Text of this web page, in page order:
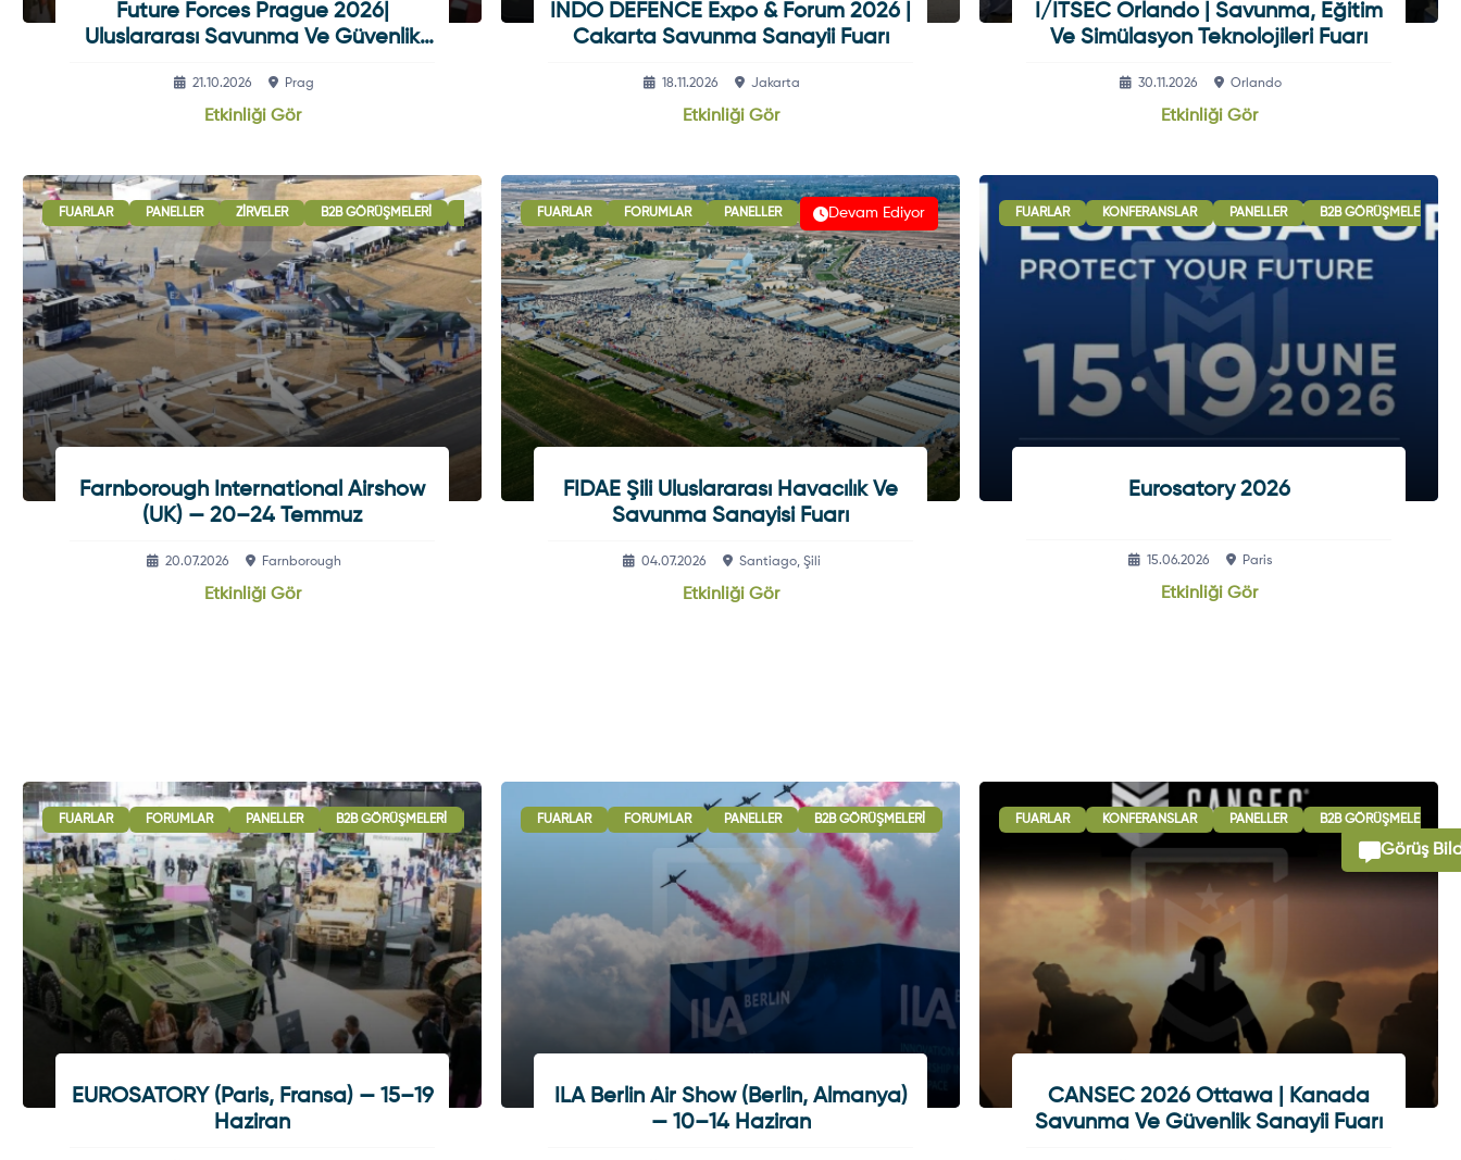
Future Forces Prague 2026|
Uluslararası Savunma Ve Güvenlik
21.10.2026 Prag
Etkinliği Gör
INDO DEFENCE Expo & Forum 2026 |
Cakarta Savunma Sanayii Fuarı
18.11.2026 Jakarta
Etkinliği Gör
I/ITSEC Orlando | Savunma, Eğitim
Ve Simülasyon Teknolojileri Fuarı
30.11.2026 Orlando
Etkinliği Gör
FUARLAR PANELLER ZIRVELER B2B GÖRÜŞMELERI ULUSLARARASI İŞBIRLIĞI OTURUMLARI SERGI - GÖSTERI
Farnborough International Airshow
(UK) — 20–24 Temmuz
20.07.2026 Farnborough
Etkinliği Gör
Devam Ediyor
FUARLAR FORUMLAR PANELLER B2B GÖRÜŞMELERI ULUSLARARASI İŞBIRLIĞI OTURUMLARI SERGI - GÖSTERI
FIDAE Şili Uluslararası Havacılık Ve
Savunma Sanayisi Fuarı
04.07.2026 Santiago, Şili
Etkinliği Gör
FUARLAR KONFERANSLAR PANELLER B2B GÖRÜŞMELERI
Eurosatory 2026
15.06.2026 Paris
Etkinliği Gör
FUARLAR FORUMLAR PANELLER B2B GÖRÜŞMELERI ULUSLARARASI İŞBIRLIĞI OTURUMLARI SERGI - GÖSTERI
EUROSATORY (Paris, Fransa) — 15–19
Haziran
FUARLAR FORUMLAR PANELLER B2B GÖRÜŞMELERI ULUSLARARASI İŞBIRLIĞI OTURUMLARI SERGI - GÖSTERI
ILA Berlin Air Show (Berlin, Almanya)
— 10–14 Haziran
FUARLAR KONFERANSLAR PANELLER B2B GÖRÜŞMELERI
CANSEC 2026 Ottawa | Kanada
Savunma Ve Güvenlik Sanayii Fuarı
Görüş